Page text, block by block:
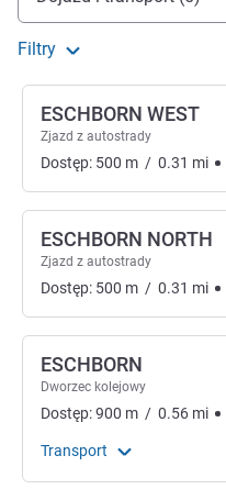
Filtry
ESCHBORN WEST
Zjazd z autostrady
Dostęp: 500 m / 0.31 mi
ESCHBORN NORTH
Zjazd z autostrady
Dostęp: 500 m / 0.31 mi
ESCHBORN
Dworzec kolejowy
Dostęp:900 m / 0.56 mi
Transport